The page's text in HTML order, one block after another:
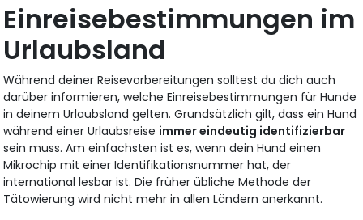
Einreisebestimmungen im
Urlaubsland
Während deiner Reisevorbereitungen solltest du dich auch
darüber informieren, welche Einreisebestimmungen für Hunde
in deinem Urlaubsland gelten. Grundsätzlich gilt, dass ein Hund
während einer Urlaubsreise immer eindeutig identifizierbar
sein muss. Am einfachsten ist es, wenn dein Hund einen
Mikrochip mit einer Identifikationsnummer hat, der
international lesbar ist. Die früher übliche Methode der
Tätowierung wird nicht mehr in allen Ländern anerkannt.